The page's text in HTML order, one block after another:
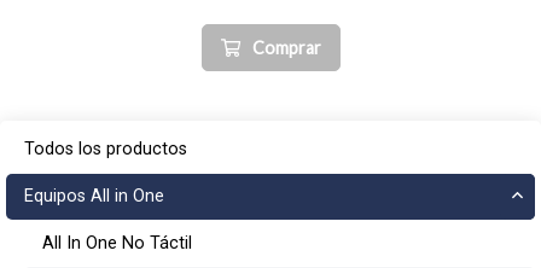
Todos los productos
Equipos All in One
All In One No Táctil
Comprar